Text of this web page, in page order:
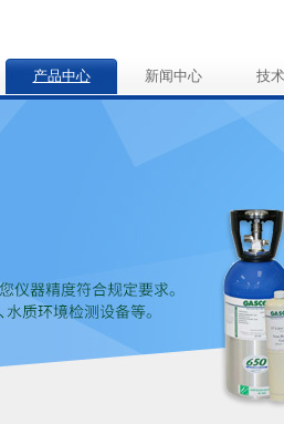
产品中心 新闻中心 技